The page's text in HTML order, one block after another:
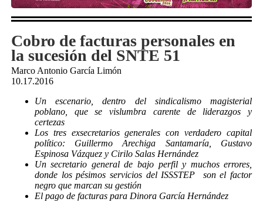
Cobro de facturas personales en
la sucesión del SNTE 51
Marco Antonio García Limón
10.17.2016
Un escenario, dentro del sindicalismo magisterial
poblano, que se vislumbra carente de liderazgos y
certezas
Los tres exsecretarios generales con verdadero capital
político: Guillermo Arechiga Santamaría, Gustavo
Espinosa Vázquez y Cirilo Salas Hernández
Un secretario general de bajo perfil y muchos errores,
donde los pésimos servicios del ISSSTEP son el factor
negro que marcan su gestión
El pago de facturas para Dinora García Hernández